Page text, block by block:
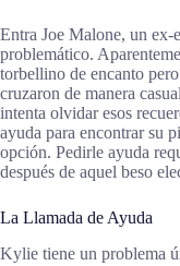
Entra Joe Malone, un ex-
problemático.
torbellino de encanto
cruzaron de manera
intenta olvidar esos
ayuda para encontrar su
opción. Pedirle ayuda
después de aquel beso
La Llamada de Ayuda
Kylie tiene un problema